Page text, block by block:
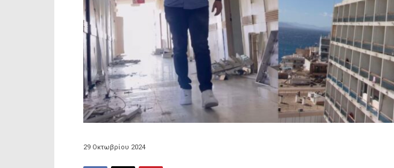
29 Οκτωβρίου 2024